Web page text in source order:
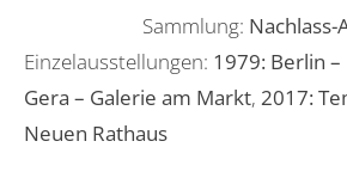
Sammlung: Nachlass-
Einzelausstellungen: 1979: Berlin
Gera – Galerie am Markt, 2017:
Neuen Rathaus